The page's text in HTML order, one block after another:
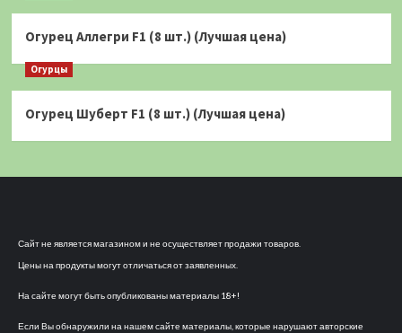
Огурец Аллегри F1 (8 шт.) (Лучшая цена)
Огурцы
Огурец Шуберт F1 (8 шт.) (Лучшая цена)
Сайт не является магазином и не осуществляет продажи товаров.
Цены на продукты могут отличаться от заявленных.
На сайте могут быть опубликованы материалы 18+!
Если Вы обнаружили на нашем сайте материалы, которые нарушают авторские